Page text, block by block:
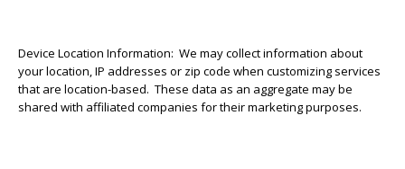
Device Location Information: We may collect information about
your location, IP addresses or zip code when customizing services
that are location-based. These data as an aggregate may be
shared with affiliated companies for their marketing purposes.